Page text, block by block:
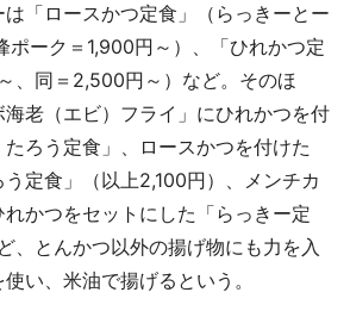
「ロースかつ定食」（らっきーとー
ポーク＝1,900円～）、「ひれかつ定
、同＝2,500円～）など。そのほ
老（エビ）フライ」にひれかつを付
ろう定食」、ロースかつを付けた
う定食」（以上2,100円）、メンチカ
かつをセットにした「らっきー定
、とんかつ以外の揚げ物にも力を入
い、米油で揚げるという。